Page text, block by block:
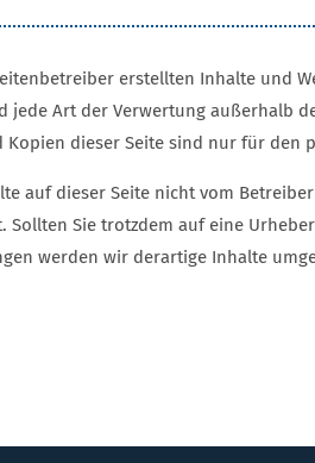
erstellten Inhalte und
jede Art der Verwertung außerhalb
Kopien dieser Seite sind nur für den
auf dieser Seite nicht vom
Sollten Sie trotzdem auf eine
werden wir derartige Inhalte